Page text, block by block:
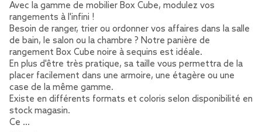
Avec la gamme de mobilier Box Cube, modulez vos
rangements à l'infini !
Besoin de ranger, trier ou ordonner vos affaires dans la salle
de bain, le salon ou la chambre ? Notre panière de
rangement Box Cube noire à sequins est idéale.
En plus d'être très pratique, sa taille vous permettra de la
placer facilement dans une armoire, une étagère ou une
case de la même gamme.
Existe en différents formats et coloris selon disponibilité en
stock magasin.
Ce …